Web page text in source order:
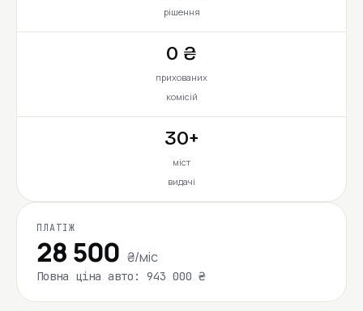
рішення
0 ₴
прихованих
комісій
30+
міст
видачі
ПЛАТІЖ
28 500 ₴/міс
Повна ціна авто: 943 000 ₴